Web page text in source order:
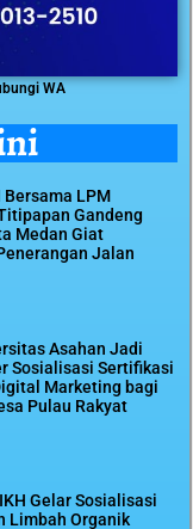
WA
Bersama LPM
Gandeng
Medan Giat
Jalan
Asahan Jadi
Sosialisasi Sertifikasi
Marketing bagi
Pulau Rakyat
Gelar Sosialisasi
Limbah Organik